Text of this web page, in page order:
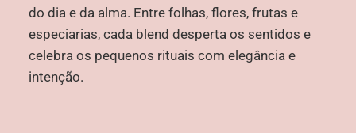
do dia e da alma. Entre folhas, flores, frutas e
especiarias, cada blend desperta os sentidos e
celebra os pequenos rituais com elegância e
intenção.